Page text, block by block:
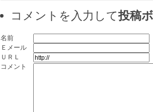
コメントを入力して投稿
名前
Ｅメール
ＵＲＬ
コメント